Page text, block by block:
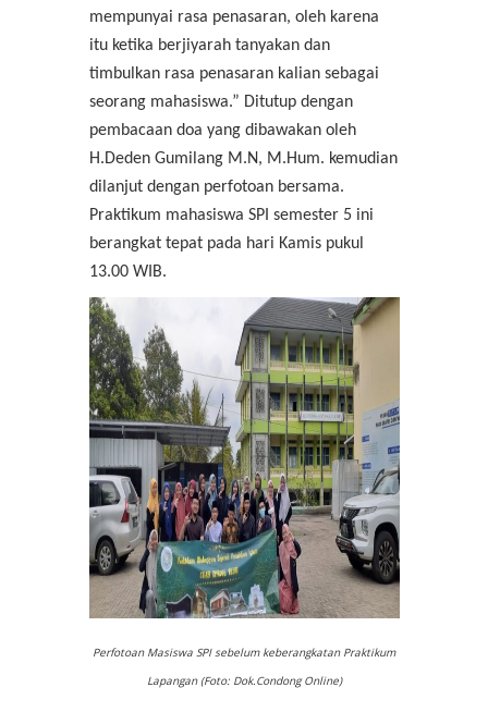
mempunyai rasa penasaran, oleh karena
itu ketika berjiyarah tanyakan dan
timbulkan rasa penasaran kalian sebagai
seorang mahasiswa.” Ditutup dengan
pembacaan doa yang dibawakan oleh
H.Deden Gumilang M.N, M.Hum. kemudian
dilanjut dengan perfotoan bersama.
Praktikum mahasiswa SPI semester 5 ini
berangkat tepat pada hari Kamis pukul
13.00 WIB.
Perfotoan Masiswa SPI sebelum keberangkatan Praktikum
Lapangan (Foto: Dok.Condong Online)